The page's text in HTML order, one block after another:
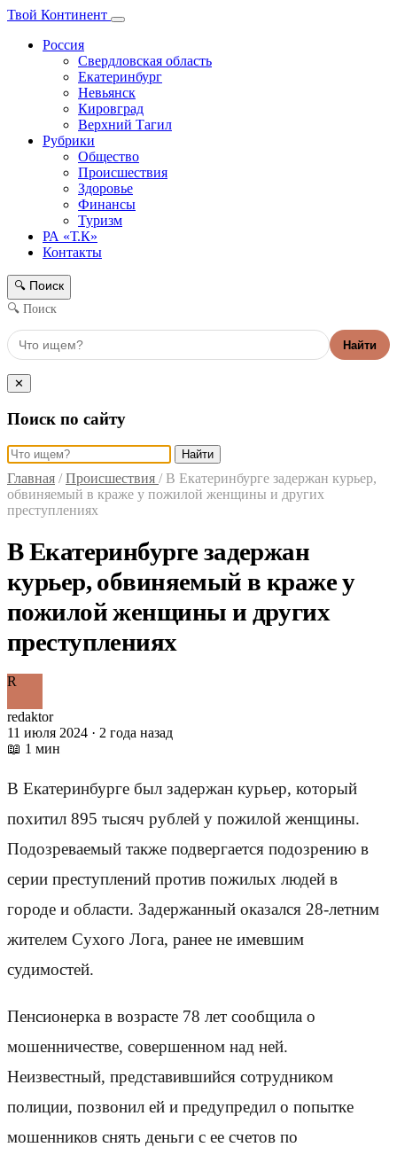
Твой Континент
Россия
Свердловская область
Екатеринбург
Невьянск
Кировград
Верхний Тагил
Рубрики
Общество
Происшествия
Здоровье
Финансы
Туризм
РА «Т.К»
Контакты
🔍 Поиск
🔍 Поиск
Найти
✕
Поиск по сайту
Найти
Главная / Происшествия / В Екатеринбурге задержан курьер,
обвиняемый в краже у пожилой женщины и других
преступлениях
В Екатеринбурге задержан
курьер, обвиняемый в краже у
пожилой женщины и других
преступлениях
R
redaktor
11 июля 2024 · 2 года назад
📖 1 мин
В Екатеринбурге был задержан курьер, который
похитил 895 тысяч рублей у пожилой женщины.
Подозреваемый также подвергается подозрению в
серии преступлений против пожилых людей в
городе и области. Задержанный оказался 28-летним
жителем Сухого Лога, ранее не имевшим
судимостей.
Пенсионерка в возрасте 78 лет сообщила о
мошенничестве, совершенном над ней.
Неизвестный, представившийся сотрудником
полиции, позвонил ей и предупредил о попытке
мошенников снять деньги с ее счетов по